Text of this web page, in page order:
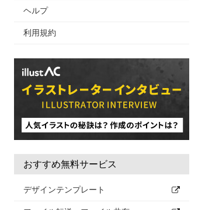
ヘルプ
利用規約
おすすめ無料サービス
デザインテンプレート